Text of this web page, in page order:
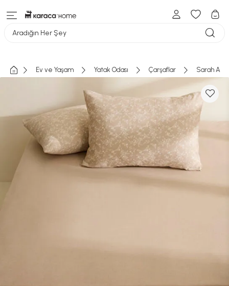
Aradığın Her Şey
Ev ve Yaşam Yatak Odası Çarşaflar Sarah